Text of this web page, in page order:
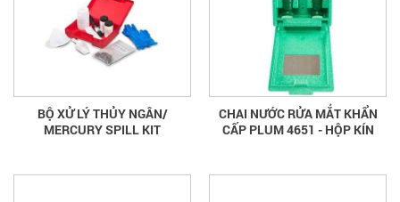
BỘ XỬ LÝ THỦY NGÂN/
MERCURY SPILL KIT
CHAI NƯỚC RỬA MẮT KHẨN
CẤP PLUM 4651 - HỘP KÍN